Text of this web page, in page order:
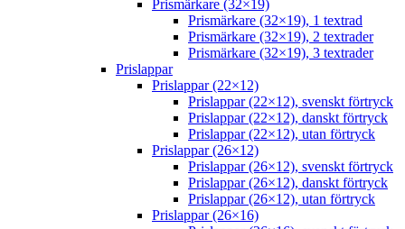
Prismärkare (32×19)
Prismärkare (32×19), 1 textrad
Prismärkare (32×19), 2 textrader
Prismärkare (32×19), 3 textrader
Prislappar
Prislappar (22×12)
Prislappar (22×12), svenskt förtryck
Prislappar (22×12), danskt förtryck
Prislappar (22×12), utan förtryck
Prislappar (26×12)
Prislappar (26×12), svenskt förtryck
Prislappar (26×12), danskt förtryck
Prislappar (26×12), utan förtryck
Prislappar (26×16)